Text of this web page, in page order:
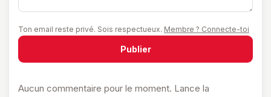
Ton email reste privé. Sois respectueux. Membre ? Connecte-toi
Publier
Aucun commentaire pour le moment. Lance la